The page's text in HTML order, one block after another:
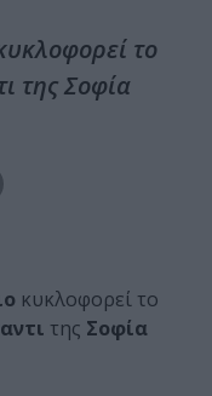
το
της Σοφία
κυκλοφορεί το
της Σοφία